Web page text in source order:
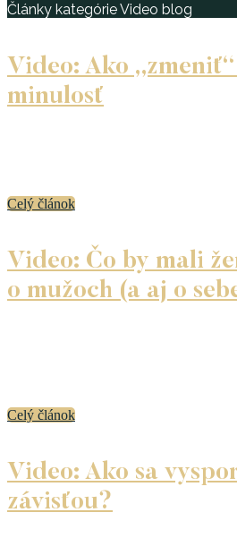
Články kategórie Video blog
Video: Ako
minulosť
Celý článok
Video: Čo by mali
o mužoch (a aj o
Celý článok
Video: Ako sa
závisťou?